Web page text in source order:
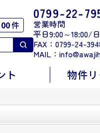
00件
0799-22-
営業時間
平日9:00～18:00/
FAX：0799-24-
MAIL：
ト 物件